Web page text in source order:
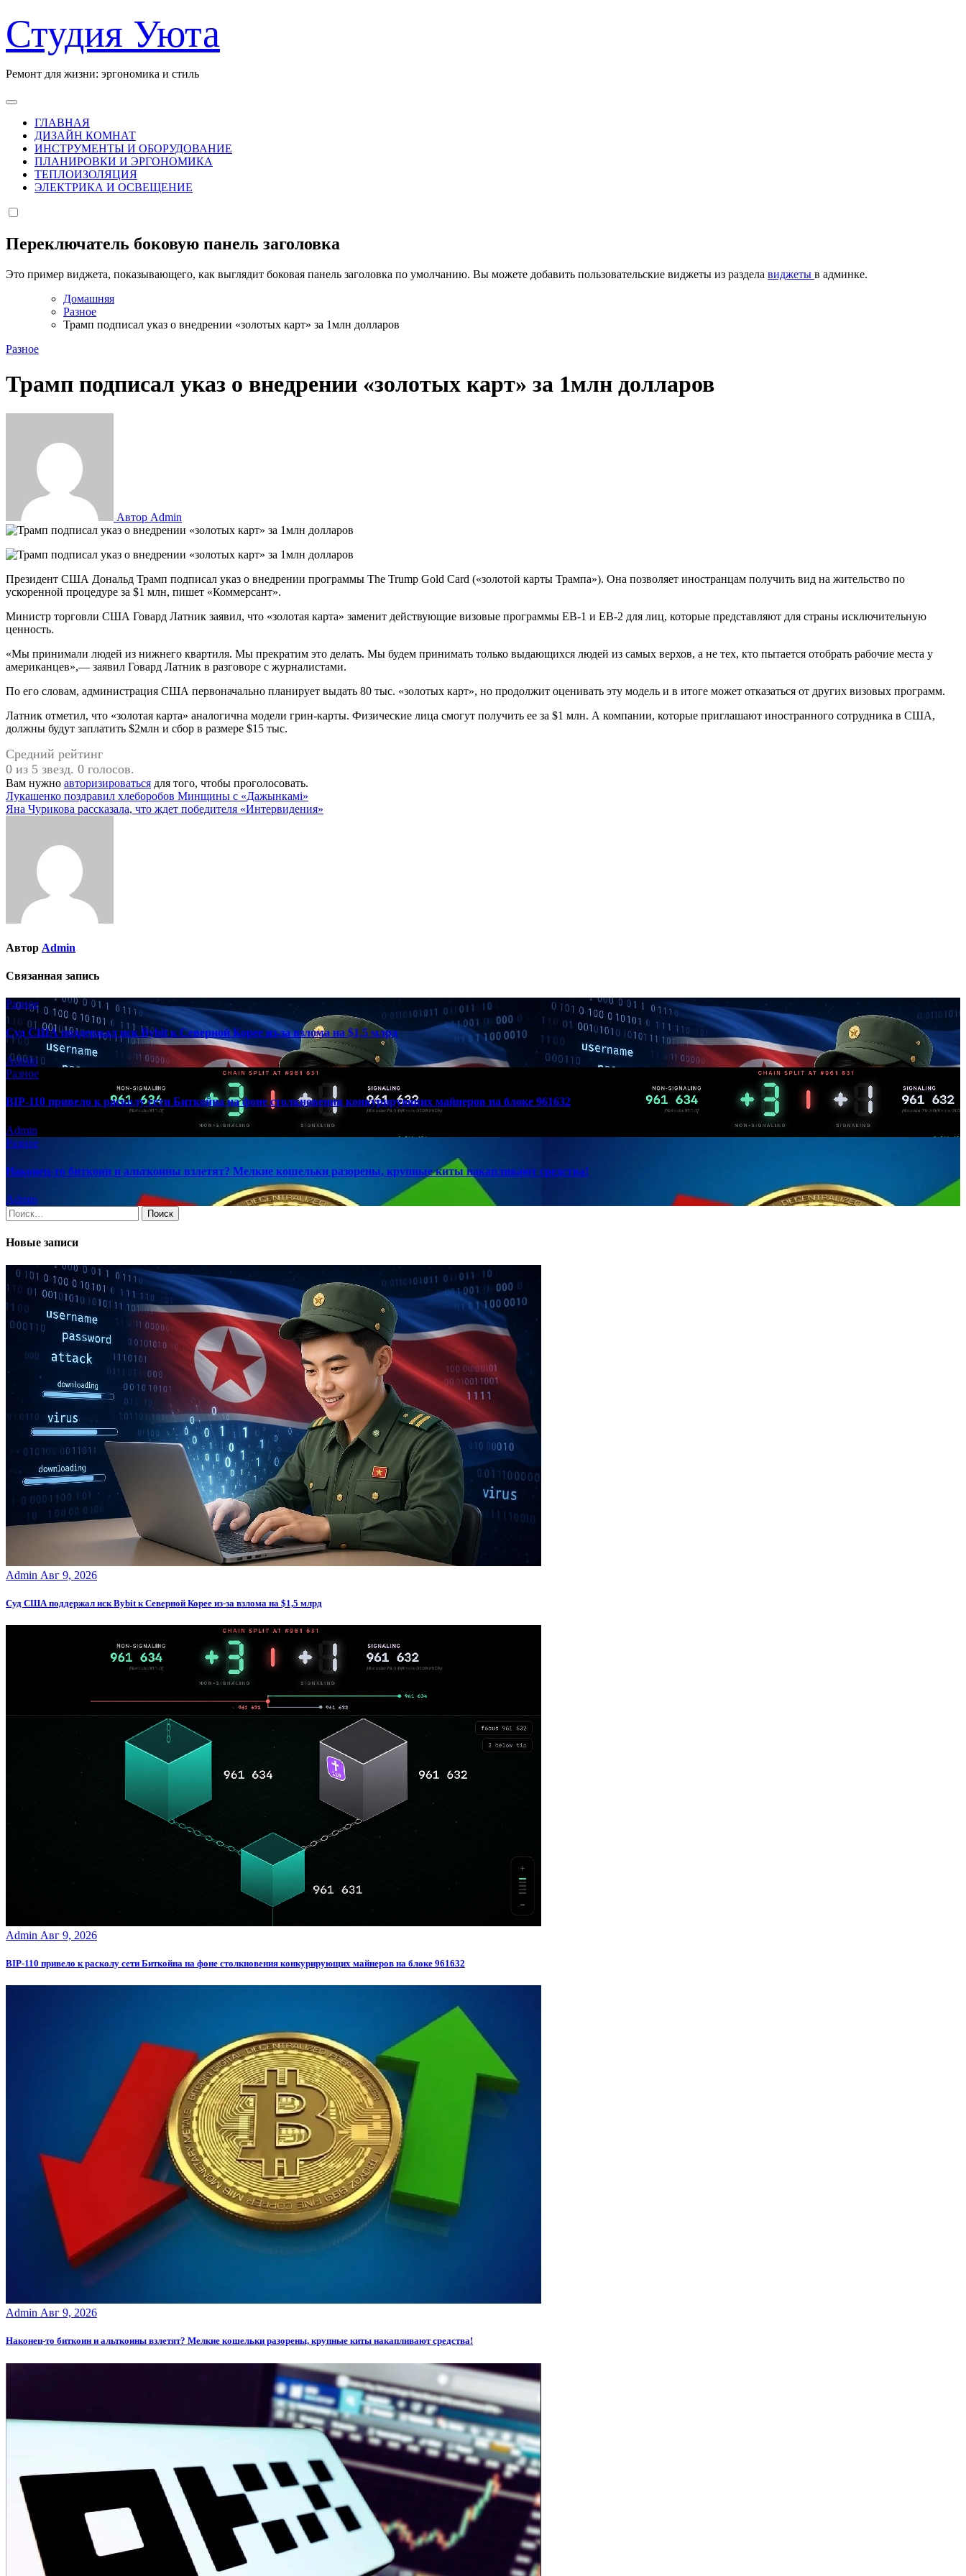
к
содержанию
Студия Уюта
Ремонт для жизни: эргономика и стиль
ГЛАВНАЯ
ДИЗАЙН КОМНАТ
ИНСТРУМЕНТЫ И ОБОРУДОВАНИЕ
ПЛАНИРОВКИ И ЭРГОНОМИКА
ТЕПЛОИЗОЛЯЦИЯ
ЭЛЕКТРИКА И ОСВЕЩЕНИЕ
Переключатель боковую панель заголовка
Это пример виджета, показывающего, как выглядит боковая панель заголовка по умолчанию. Вы можете добавить пользовательские виджеты из раздела виджеты в админке.
Домашняя
Разное
Трамп подписал указ о внедрении «золотых карт» за 1млн долларов
Разное
Трамп подписал указ о внедрении «золотых карт» за 1млн долларов
Автор Admin
Президент США Дональд Трамп подписал указ о внедрении программы The Trump Gold Card («золотой карты Трампа»). Она позволяет иностранцам получить вид на жительство по
ускоренной процедуре за $1 млн, пишет «Коммерсант».
Министр торговли США Говард Латник заявил, что «золотая карта» заменит действующие визовые программы EB-1 и EB-2 для лиц, которые представляют для страны исключительную
ценность.
«Мы принимали людей из нижнего квартиля. Мы прекратим это делать. Мы будем принимать только выдающихся людей из самых верхов, а не тех, кто пытается отобрать рабочие места у
американцев»,— заявил Говард Латник в разговоре с журналистами.
По его словам, администрация США первоначально планирует выдать 80 тыс. «золотых карт», но продолжит оценивать эту модель и в итоге может отказаться от других визовых программ.
Латник отметил, что «золотая карта» аналогична модели грин-карты. Физические лица смогут получить ее за $1 млн. А компании, которые приглашают иностранного сотрудника в США,
должны будут заплатить $2млн и сбор в размере $15 тыс.
Средний рейтинг
0 из 5 звезд. 0 голосов.
Вам нужно авторизироваться для того, чтобы проголосовать.
Навигация
по
Лукашенко поздравил хлеборобов Минщины с «Дажынкамi»
Яна Чурикова рассказала, что ждет победителя «Интервидения»
Автор Admin
Связанная запись
Разное
Суд США поддержал иск Bybit к Северной Корее из-за взлома на $1,5 млрд
Admin
Разное
BIP-110 привело к расколу сети Биткойна на фоне столкновения конкурирующих майнеров на блоке 961632
Admin
Разное
Наконец-то биткоин и альткоины взлетят? Мелкие кошельки разорены, крупные киты накапливают средства!
Admin
Найти:
Новые записи
Admin Авг 9, 2026
Суд США поддержал иск Bybit к Северной Корее из-за взлома на $1,5 млрд
Admin Авг 9, 2026
BIP-110 привело к расколу сети Биткойна на фоне столкновения конкурирующих майнеров на блоке 961632
Admin Авг 9, 2026
Наконец-то биткоин и альткоины взлетят? Мелкие кошельки разорены, крупные киты накапливают средства!